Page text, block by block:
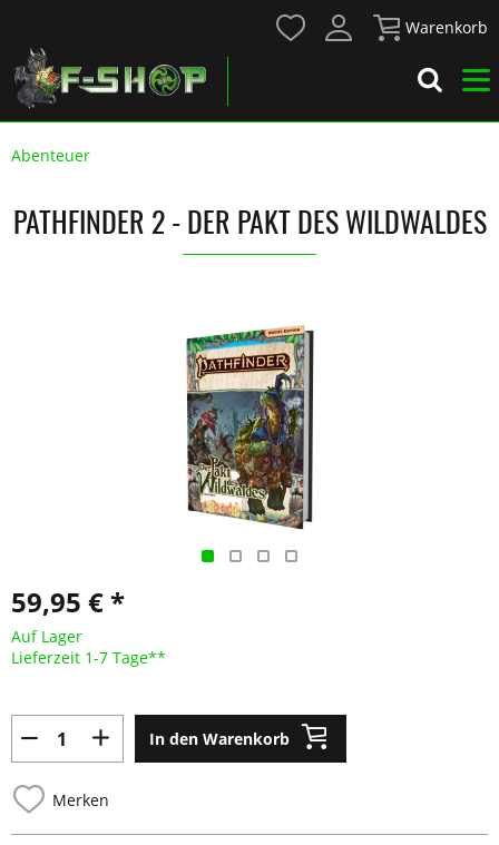
Warenkorb
Abenteuer
PATHFINDER 2 - DER PAKT DES WILDWALDES
59,95 € *
Auf Lager
Lieferzeit 1-7 Tage**
In den Warenkorb
Merken